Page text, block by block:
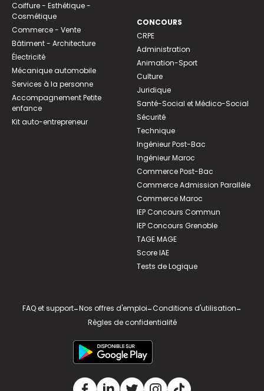
Coiffure - Esthétique -
Cosmétique
Commerce - Vente
Bâtiment - Architecture
Électricité
Mécanique automobile
Services à la personne
Accompagnement Petite
enfance
Kit auto-entrepreneur
CONCOURS
CRPE
Administration
Animation-Sport
Culture
Juridique
Santé-Social et Médico-Social
Sécurité
Technique
Ingénieur Post-Bac
Ingénieur Maroc
Commerce Post-Bac
Commerce Admission Parallèle
Commerce Maroc
IEP Concours Commun
IEP Concours Grenoble
TAGE MAGE
Score IAE
Tests de Logique
FAQ et support-Nos offres d'emploi-Conditions d'utilisation-
Règles de confidentialité